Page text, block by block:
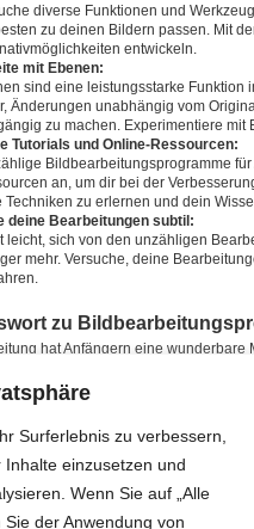
Surferlebnis zu verbessern,
einzusetzen und
Wenn Sie auf „Alle
der Anwendung von
diverse Funktionen und
zu deinen Bildern passen. Mit
entwickeln.
mit Ebenen:
sind eine leistungsstarke
Änderungen unabhängig vom
zu machen. Experimentiere mit
Tutorials und Online-Ressourcen:
Bildbearbeitungsprogramme
an, um dir bei der
Techniken zu erlernen und dein
deine Bearbeitungen subtil:
leicht, sich von den unzähligen
mehr. Versuche, deine
zu
hat Anfängern eine
Mit den nützlichen
Ergebnisse erzielen und deine
dass Bildbearbeitung ein
vertraut zu machen und erweitere
habe Spaß und lass deiner
Bildbearbeitungsprogramm für